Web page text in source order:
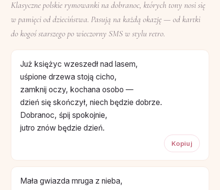
Klasyczne polskie rymowanki na dobranoc, których tony nosi się
w pamięci od dzieciństwa. Pasują na każdą okazję — od kartki
do kogoś starszego po wieczorny SMS w stylu retro.
Już księżyc wzeszedł nad lasem,
uśpione drzewa stoją cicho,
zamknij oczy, kochana osobo —
dzień się skończył, niech będzie dobrze.
Dobranoc, śpij spokojnie,
jutro znów będzie dzień.
Kopiuj
Mała gwiazda mruga z nieba,